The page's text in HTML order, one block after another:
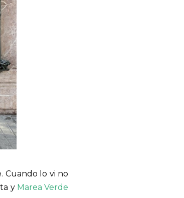
Cuando lo vi no
y Marea Verde